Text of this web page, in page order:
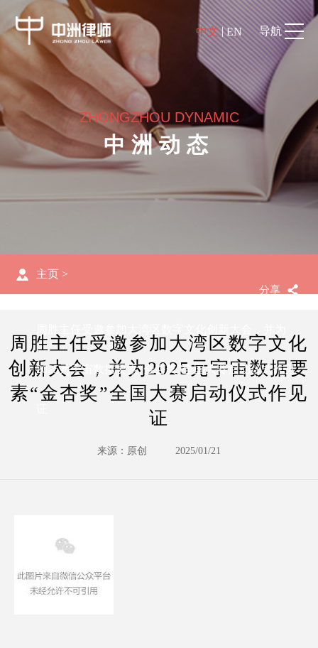
中文|EN 导航
ZHONGZHOU DYNAMIC
中洲动态
分享
主页 >
2025元宇宙数据要素“金杏奖”全国大赛启动仪式作见
周胜主任受邀参加大湾区数字文化
创新大会，并为2025元宇宙数据要
素“金杏奖”全国大赛启动仪式作见
证
来源：原创 2025/01/21